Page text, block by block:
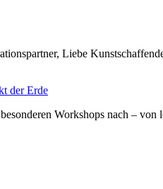
Liebe
der Erde
Workshops nach –